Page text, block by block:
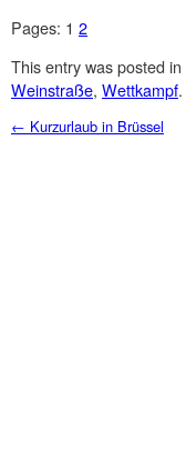
Pages: 1 2
This entry was posted in
Weinstraße, Wettkampf
Post navigation
← Kurzurlaub in Brüssel